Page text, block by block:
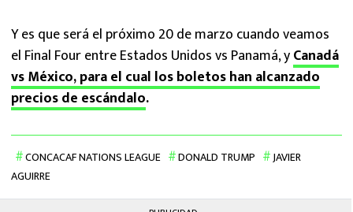
Y es que será el próximo 20 de marzo cuando veamos
el Final Four entre Estados Unidos vs Panamá, yCanadá
vs México, para el cual los boletos han alcanzado
precios de escándalo.
CONCACAF NATIONS LEAGUE DONALD TRUMP
JAVIER
AGUIRRE